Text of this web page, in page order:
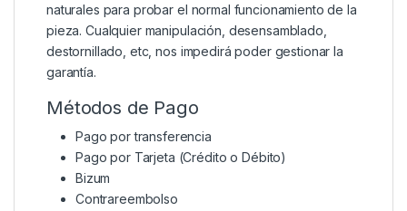
naturales para probar el normal funcionamiento de la
pieza. Cualquier manipulación, desensamblado,
destornillado, etc, nos impedirá poder gestionar la
garantía.
Métodos de Pago
Pago por transferencia
Pago por Tarjeta (Crédito o Débito)
Bizum
Contrareembolso